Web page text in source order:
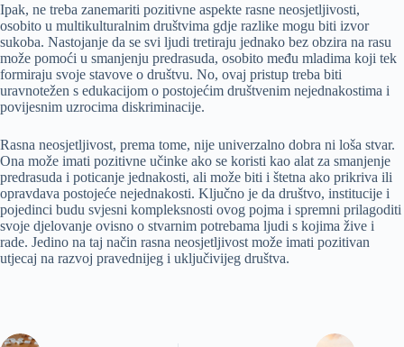
Ipak, ne treba zanemariti pozitivne aspekte rasne neosjetljivosti,
osobito u multikulturalnim društvima gdje razlike mogu biti izvor
sukoba. Nastojanje da se svi ljudi tretiraju jednako bez obzira na rasu
može pomoći u smanjenju predrasuda, osobito među mladima koji tek
formiraju svoje stavove o društvu. No, ovaj pristup treba biti
uravnotežen s edukacijom o postojećim društvenim nejednakostima i
povijesnim uzrocima diskriminacije.
Rasna neosjetljivost, prema tome, nije univerzalno dobra ni loša stvar.
Ona može imati pozitivne učinke ako se koristi kao alat za smanjenje
predrasuda i poticanje jednakosti, ali može biti i štetna ako prikriva ili
opravdava postojeće nejednakosti. Ključno je da društvo, institucije i
pojedinci budu svjesni kompleksnosti ovog pojma i spremni prilagoditi
svoje djelovanje ovisno o stvarnim potrebama ljudi s kojima žive i
rade. Jedino na taj način rasna neosjetljivost može imati pozitivan
utjecaj na razvoj pravednijeg i uključivijeg društva.